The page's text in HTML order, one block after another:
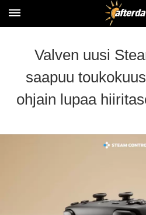
Valven uusi
saapuu
ohjain lupaa